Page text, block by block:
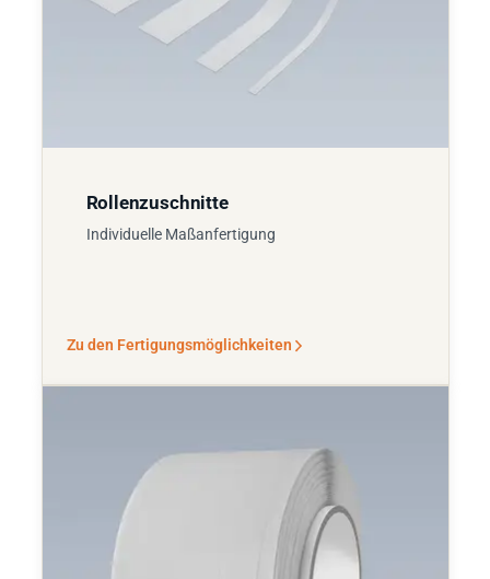
Rollenzuschnitte
Individuelle Maßanfertigung
Zu den Fertigungsmöglichkeiten